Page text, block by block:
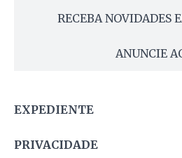
RECEBA NOVIDADES
ANUNCIE
EXPEDIENTE
PRIVACIDADE